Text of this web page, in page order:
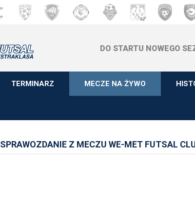
DO STARTU NOWEGO
TERMINARZ MECZE NA ŻYWO
SPRAWOZDANIE Z MECZU WE-MET FUTSAL